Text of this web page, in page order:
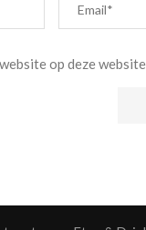
op deze